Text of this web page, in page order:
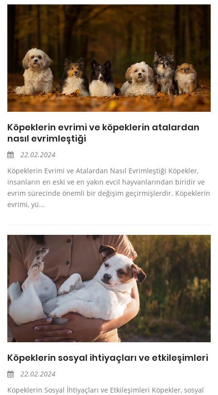
Köpeklerin evrimi ve köpeklerin atalardan
nasıl evrimleştiği
22.02.2024
Köpeklerin Evrimi ve Atalardan Nasıl Evrimleştiği Köpekler,
insanların en eski ve en yakın evcil hayvanlarından biridir ve
evrim sürecinde önemli bir değişim geçirmişlerdir. Köpeklerin
evrimi, yü...
Köpeklerin sosyal ihtiyaçları ve etkileşimleri
22.02.2024
Köpeklerin Sosyal İhtiyaçları ve Etkileşimleri Köpekler, sosyal